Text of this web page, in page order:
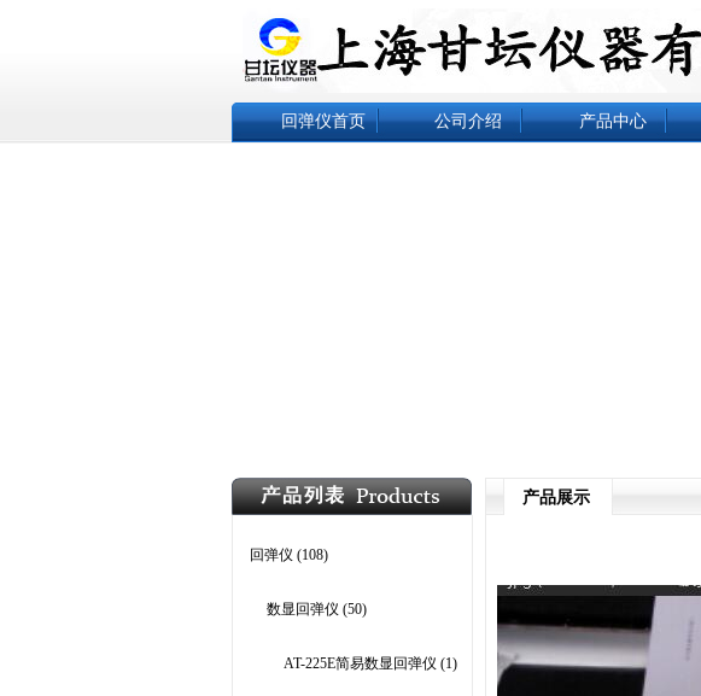
回弹仪首页 公司介绍 产品中心
回弹仪 (108)
数显回弹仪 (50)
AT-225E简易数显回弹仪 (1)
产品展示